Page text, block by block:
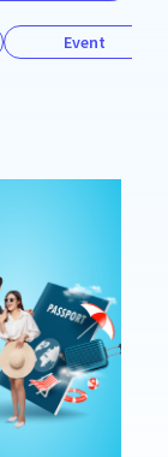
Event